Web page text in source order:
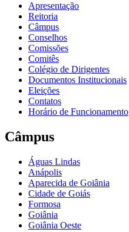
Apresentação
Reitoria
Câmpus
Conselhos
Comissões
Comitês
Colégio de Dirigentes
Documentos Institucionais
Eleições
Contatos
Horário de Funcionamento
Câmpus
Águas Lindas
Anápolis
Aparecida de Goiânia
Cidade de Goiás
Formosa
Goiânia
Goiânia Oeste